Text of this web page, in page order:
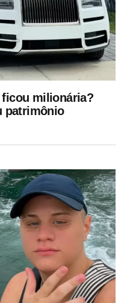
ficou milionária?
patrimônio